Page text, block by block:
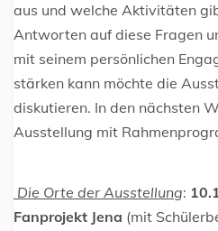
aus und welche Aktivitäten
Antworten auf diese Fragen
mit seinem persönlichen
stärken kann möchte die
diskutieren. In den nächsten
Ausstellung mit
Die Orte der Ausstellung:
Fanprojekt Jena (mit